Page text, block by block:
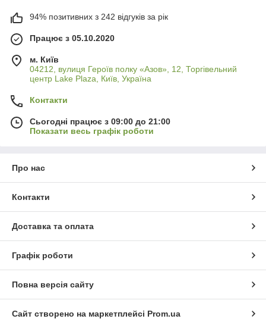
94% позитивних з 242 відгуків за рік
Працює з 05.10.2020
м. Київ
04212, вулиця Героїв полку «Азов», 12, Торгівельний
центр Lake Plaza, Київ, Україна
Контакти
Сьогодні працює з 09:00 до 21:00
Показати весь графік роботи
Про нас
Контакти
Доставка та оплата
Графік роботи
Повна версія сайту
Сайт створено на маркетплейсі Prom.ua